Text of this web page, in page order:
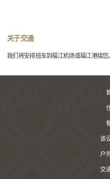
关于交通
我们将安排班车到福江机场或福江港接您
该
户
交